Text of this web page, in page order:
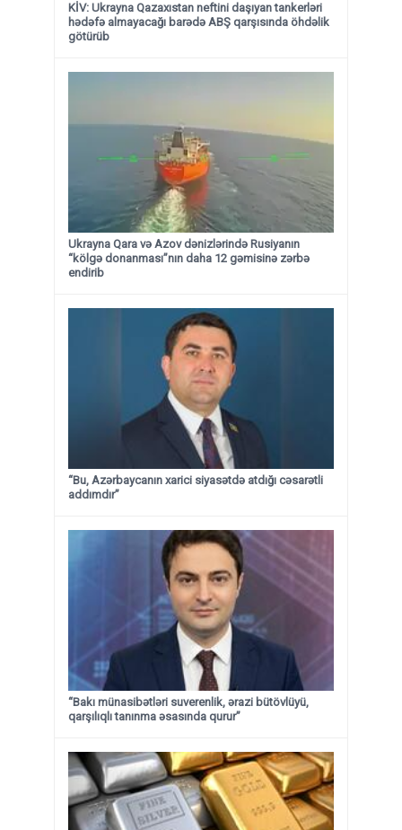
KİV: Ukrayna Qazaxıstan neftini daşıyan tankerləri
hədəfə almayacağı barədə ABŞ qarşısında öhdəlik
götürüb
Ukrayna Qara və Azov dənizlərində Rusiyanın
“kölgə donanması”nın daha 12 gəmisinə zərbə
endirib
“Bu, Azərbaycanın xarici siyasətdə atdığı cəsarətli
addımdır”
“Bakı münasibətləri suverenlik, ərazi bütövlüyü,
qarşılıqlı tanınma əsasında qurur”